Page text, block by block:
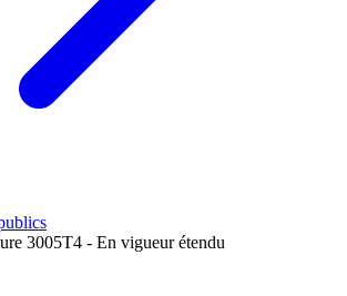
3005T4 - En vigueur étendu